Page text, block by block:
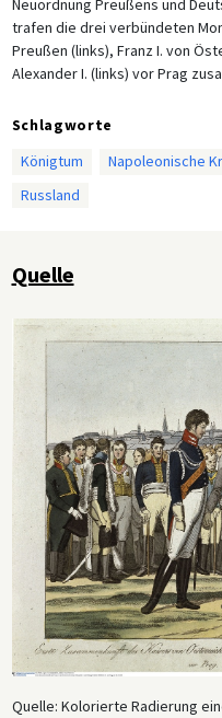
Neuordnung Preußens und
trafen die drei verbündeten
Preußen (links), Franz I. von
Alexander I. (links) vor Prag
Schlagworte
Königtum
Napoleonische
Russland
Quelle
Quelle: Kolorierte Radierung